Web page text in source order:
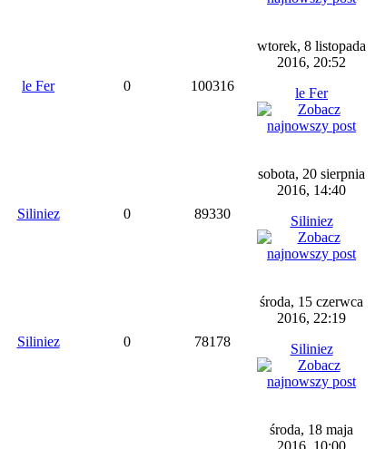
le Fer 0 100316
wtorek, 8 listopada
2016, 20:52
le Fer
Siliniez 0 89330
sobota, 20 sierpnia
2016, 14:40
Siliniez
Siliniez 0 78178
środa, 15 czerwca
2016, 22:19
Siliniez
środa, 18 maja
2016, 10:00